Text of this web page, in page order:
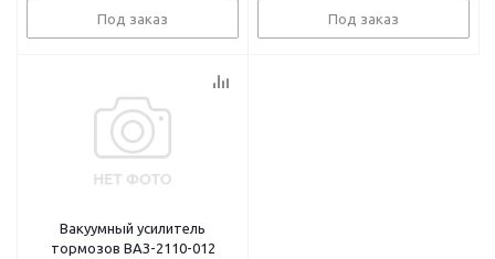
Под заказ Под заказ
Вакуумный усилитель
тормозов ВАЗ-2110-012